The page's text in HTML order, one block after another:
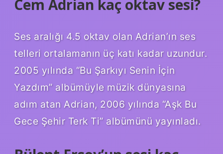
Cem Adrian kaç oktav sesi?
Ses aralığı 4.5 oktav olan Adrian’ın ses
telleri ortalamanın üç katı kadar uzundur.
2005 yılında “Bu Şarkıyı Senin İçin
Yazdım” albümüyle müzik dünyasına
adım atan Adrian, 2006 yılında “Aşk Bu
Gece Şehir Terk Ti” albümünü yayınladı.